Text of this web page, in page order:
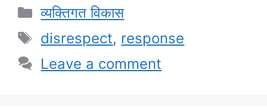
Categories
व्यक्तिगत विकास
Tags
disrespect, response
Leave a comment